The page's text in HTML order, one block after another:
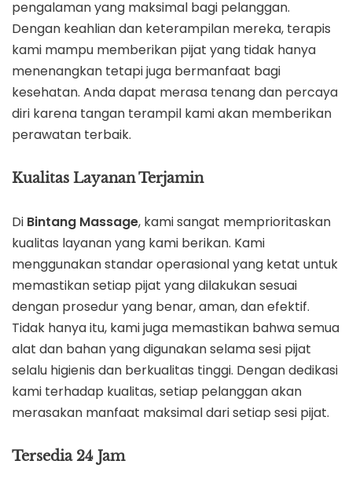
pengalaman yang maksimal bagi pelanggan.
Dengan keahlian dan keterampilan mereka, terapis
kami mampu memberikan pijat yang tidak hanya
menenangkan tetapi juga bermanfaat bagi
kesehatan. Anda dapat merasa tenang dan percaya
diri karena tangan terampil kami akan memberikan
perawatan terbaik.
Kualitas Layanan Terjamin
Di Bintang Massage, kami sangat memprioritaskan
kualitas layanan yang kami berikan. Kami
menggunakan standar operasional yang ketat untuk
memastikan setiap pijat yang dilakukan sesuai
dengan prosedur yang benar, aman, dan efektif.
Tidak hanya itu, kami juga memastikan bahwa semua
alat dan bahan yang digunakan selama sesi pijat
selalu higienis dan berkualitas tinggi. Dengan dedikasi
kami terhadap kualitas, setiap pelanggan akan
merasakan manfaat maksimal dari setiap sesi pijat.
Tersedia 24 Jam